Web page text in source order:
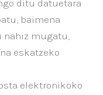
ditu datuetara
baimena
nahiz mugatu,
eskatzeko
elektronikoko